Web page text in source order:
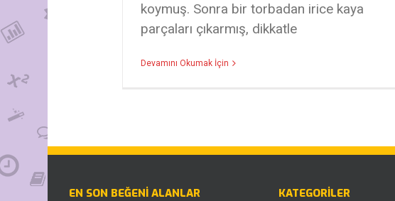
koymuş. Sonra bir torbadan irice kaya
parçaları çıkarmış, dikkatle
Devamını Okumak İçin
EN SON BEĞENI ALANLAR KATEGORILER